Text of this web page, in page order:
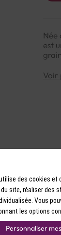
Née
est
Voir
ses
des cookies
site, réaliser des
Vous
les options
Personnaliser